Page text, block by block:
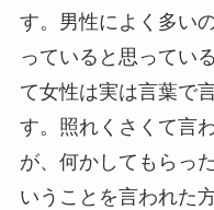
す。男性によく多い
っていると思ってい
て女性は実は言葉で
す。照れくさくて言
が、何かしてもらっ
いうことを言われた